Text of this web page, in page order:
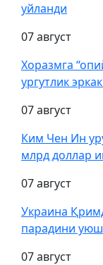
уйланди
07 август
Хоразмга
ургутлик
07 август
Ким Чен Ин
млрд доллар
07 август
Украина
парадини
07 август